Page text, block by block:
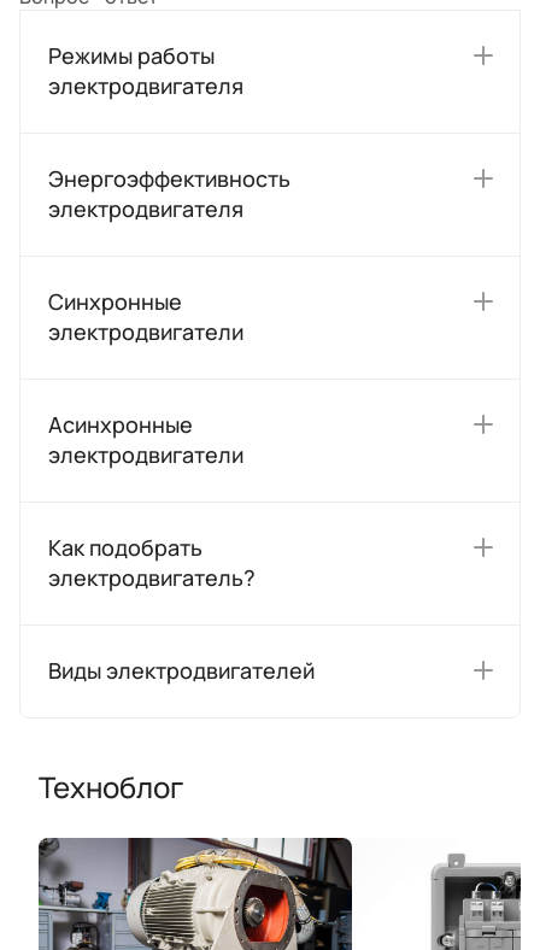
Режимы работы
электродвигателя
Энергоэффективность
электродвигателя
Синхронные
электродвигатели
Асинхронные
электродвигатели
Как подобрать
электродвигатель?
Виды электродвигателей
Техноблог